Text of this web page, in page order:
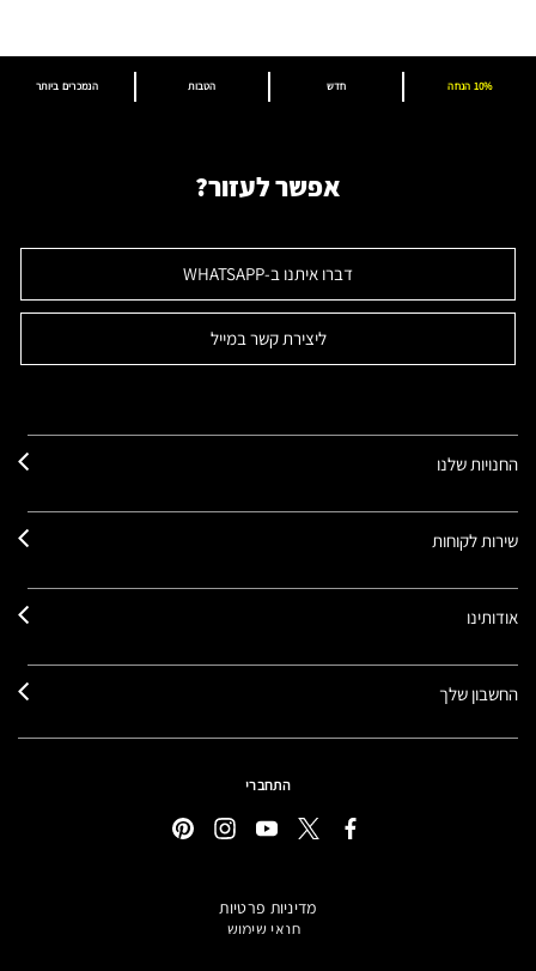
הנמכרים ביותר הטבות חדש 10% הנחה
אפשר לעזור?
דברו איתנו ב-WHATSAPP
ליצירת קשר במייל
החנויות שלנו
שירות לקוחות
אודותינו
החשבון שלך
התחברי
מדיניות פרטיות
תנאי שימוש